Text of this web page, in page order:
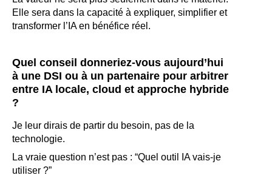
Elle sera dans la capacité à expliquer, simplifier et
transformer l’IA en bénéfice réel.
Quel conseil donneriez-vous aujourd’hui
à une DSI ou à un partenaire pour arbitrer
entre IA locale, cloud et approche hybride
?
Je leur dirais de partir du besoin, pas de la
technologie.
La vraie question n’est pas : “Quel outil IA vais-je
utiliser ?”